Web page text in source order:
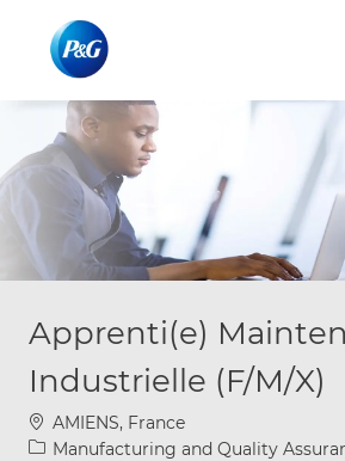
Apprenti(e)
Industrielle (F/M/X)
Location
AMIENS, France
Category
Manufacturing and Quality